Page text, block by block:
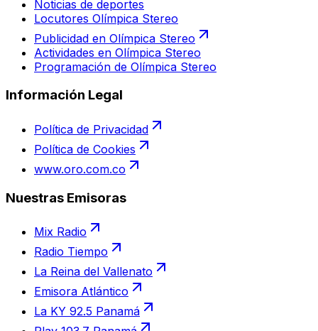
Noticias de deportes
Locutores Olímpica Stereo
Publicidad en Olímpica Stereo
Actividades en Olímpica Stereo
Programación de Olímpica Stereo
Información Legal
Política de Privacidad
Política de Cookies
www.oro.com.co
Nuestras Emisoras
Mix Radio
Radio Tiempo
La Reina del Vallenato
Emisora Atlántico
La KY 92.5 Panamá